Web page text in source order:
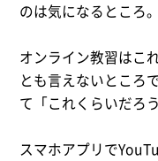
のは気になるところ。
オンライン教習はこ
とも言えないところ
て「これくらいだろ
スマホアプリで